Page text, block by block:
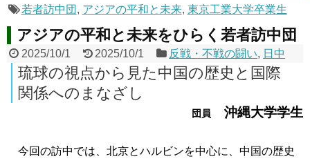
若者訪中団 , アジアの平和と未来, 東京工業大学卒業生
アジアの平和と未来をひらく若者訪中団
2025/10/1 2025/10/1 反戦・不戦の闘い, 日中
琉球の視点から見た中国の歴史と国際
関係へのまなざし
団員 沖縄大学学生
今回の訪中では、北京とハルビンを中心に、中国の歴史